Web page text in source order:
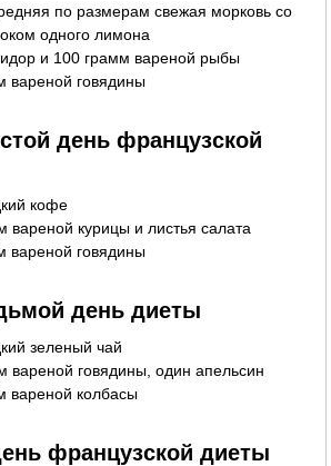
по размерам свежая морковь со
одного лимона
и 100 грамм вареной рыбы
вареной говядины
день французской
кофе
вареной курицы и листья салата
вареной говядины
день диеты
зеленый чай
вареной говядины, один апельсин
вареной колбасы
французской диеты